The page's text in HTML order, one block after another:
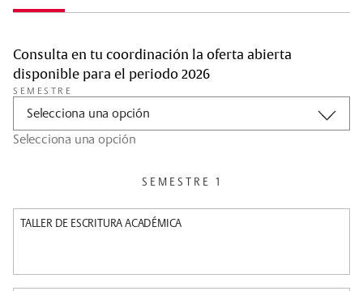
Consulta en tu coordinación la oferta abierta
disponible para el periodo 2026
SEMESTRE
Selecciona una opción
Selecciona una opción
SEMESTRE 1
TALLER DE ESCRITURA ACADÉMICA